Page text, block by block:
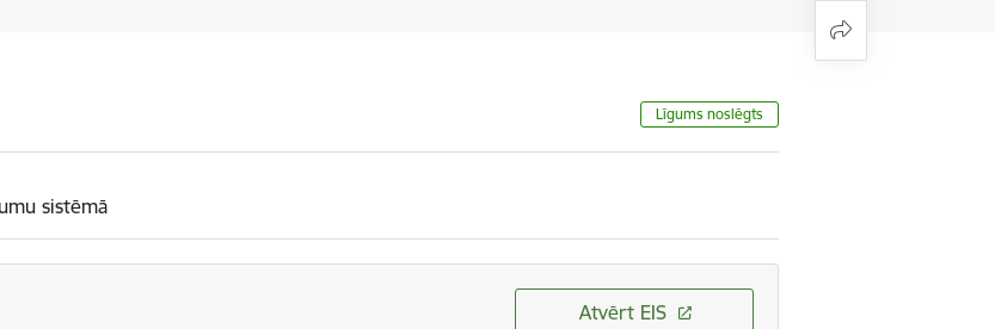
Līgums noslēgts
sistēmā
Atvērt EIS